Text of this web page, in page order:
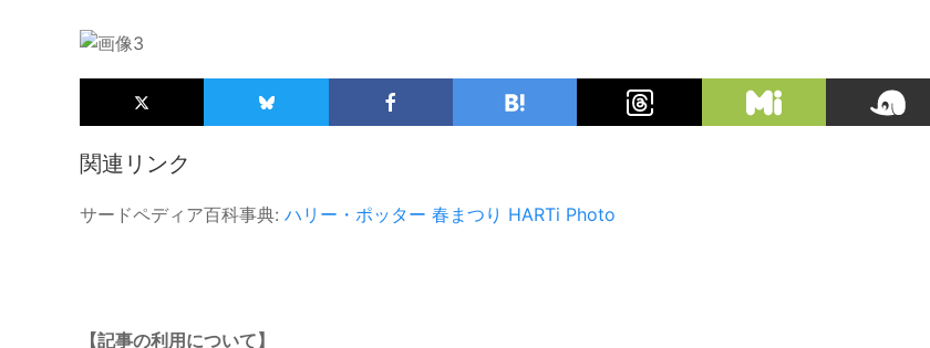
関連リンク
サードペディア百科事典: ハリー・ポッター 春まつり HARTi Photo
【記事の利用について】